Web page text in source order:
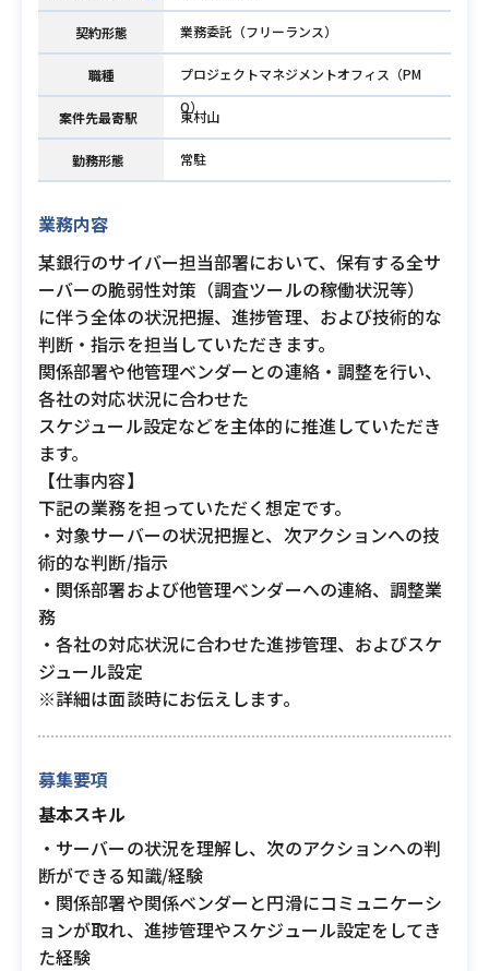
契約形態 業務委託（フリーランス）
職種
プロジェクトマネジメントオフィス（PM
O）
案件先最寄駅 東村山
勤務形態 常駐
業務内容
某銀行のサイバー担当部署において、保有する全サ
ーバーの脆弱性対策（調査ツールの稼働状況等）
に伴う全体の状況把握、進捗管理、および技術的な
判断・指示を担当していただきます。
関係部署や他管理ベンダーとの連絡・調整を行い、
各社の対応状況に合わせた
スケジュール設定などを主体的に推進していただき
ます。
【仕事内容】
下記の業務を担っていただく想定です。
・対象サーバーの状況把握と、次アクションへの技
術的な判断/指示
・関係部署および他管理ベンダーへの連絡、調整業
務
・各社の対応状況に合わせた進捗管理、およびスケ
ジュール設定
※詳細は面談時にお伝えします。
募集要項
基本スキル
・サーバーの状況を理解し、次のアクションへの判
断ができる知識/経験
・関係部署や関係ベンダーと円滑にコミュニケーシ
ョンが取れ、進捗管理やスケジュール設定をしてき
た経験